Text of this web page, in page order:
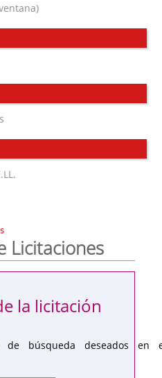
Licitaciones
de búsqueda deseados en
la licitación